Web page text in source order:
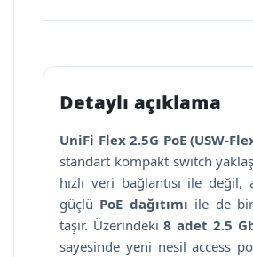
Detaylı açıklama
UniFi Flex 2.5G PoE (USW-
standart kompakt switch
hızlı veri bağlantısı ile değil,
güçlü PoE dağıtımı ile de
taşır. Üzerindeki8 adet 2.5
sayesinde yeni nesil access